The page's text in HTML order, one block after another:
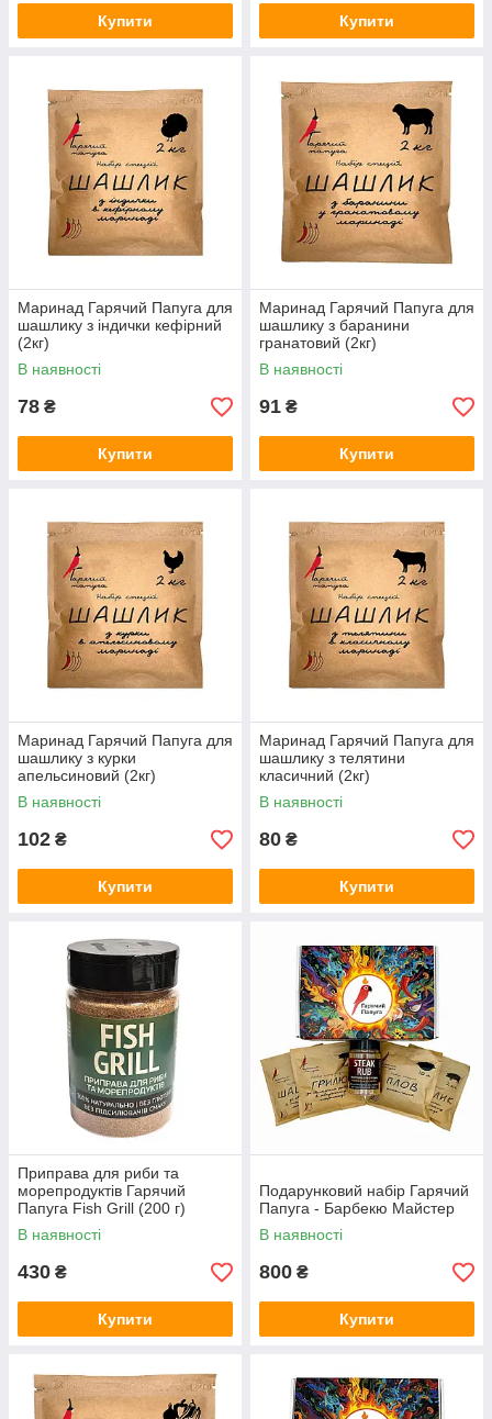
Купити Купити
Маринад Гарячий Папуга для
шашлику з індички кефірний
(2кг)
В наявності
78 ₴
Купити
Маринад Гарячий Папуга для
шашлику з баранини
гранатовий (2кг)
В наявності
91 ₴
Купити
Маринад Гарячий Папуга для
шашлику з курки
апельсиновий (2кг)
В наявності
102 ₴
Купити
Маринад Гарячий Папуга для
шашлику з телятини
класичний (2кг)
В наявності
80 ₴
Купити
Приправа для риби та
морепродуктів Гарячий
Папуга Fish Grill (200 г)
В наявності
430 ₴
Купити
Подарунковий набір Гарячий
Папуга - Барбекю Майстер
В наявності
800 ₴
Купити